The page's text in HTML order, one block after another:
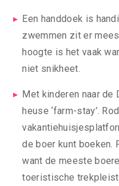
Een handdoek is
zwemmen zit er
hoogte is het vaak
niet snikheet.
Met kinderen naar de
heuse ‘farm-stay’.
de boer kunt boeken.
want de meeste
toeristische